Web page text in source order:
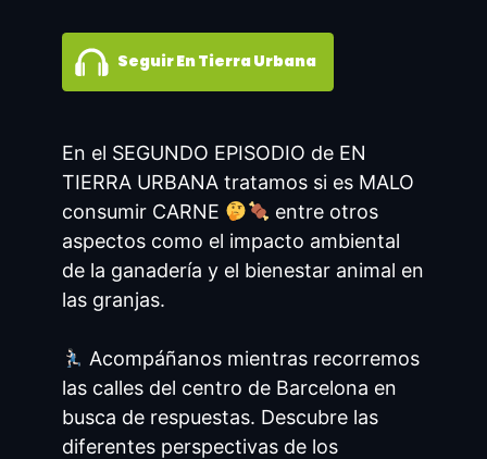
Seguir En Tierra Urbana
En el SEGUNDO EPISODIO de EN
TIERRA URBANA tratamos si es MALO
consumir CARNE
entre otros
aspectos como el impacto ambiental
de la ganadería y el bienestar animal en
las granjas.
Acompáñanos mientras recorremos
las calles del centro de Barcelona en
busca de respuestas. Descubre las
diferentes perspectivas de los